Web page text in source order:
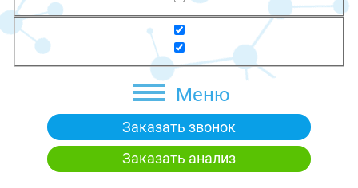
Меню
Заказать звонок
Заказать анализ